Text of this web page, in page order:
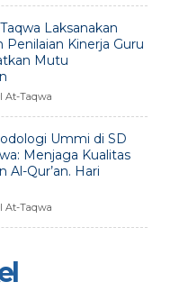
Laksanakan
Penilaian Kinerja Guru
Mutu
At-Taqwa
Ummi di SD
Menjaga Kualitas
Al-Qur’an. Hari
At-Taqwa